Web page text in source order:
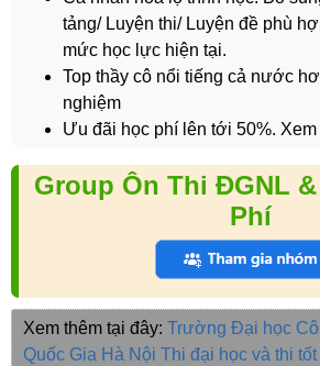
tảng/ Luyện thi/ Luyện đề phù
mức học lực hiện tại.
Top thầy cô nổi tiếng cả nước
nghiệm
Ưu đãi học phí lên tới 50%. Xem
Group Ôn Thi ĐGNL
Phí
Xem thêm tại đây: Trường Đại học
Quốc Gia Hà Nội Thi đại học và thi